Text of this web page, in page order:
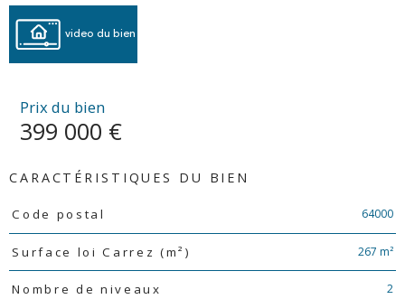
video du bien
Prix du bien
399 000 €
CARACTÉRISTIQUES DU BIEN
Caractéristiques Valeurs
Code postal 64000
Surface loi Carrez (m²) 267 m²
Nombre de niveaux 2